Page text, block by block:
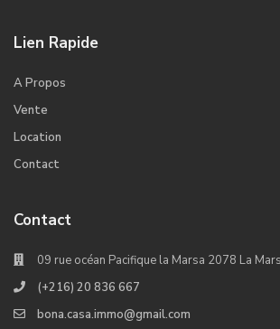
Lien Rapide
A Propos
Vente
Location
Contact
Contact
09 rue océan Pacifique la Marsa 2078 La
(+216) 20 836 667
bona.casa.immo@gmail.com